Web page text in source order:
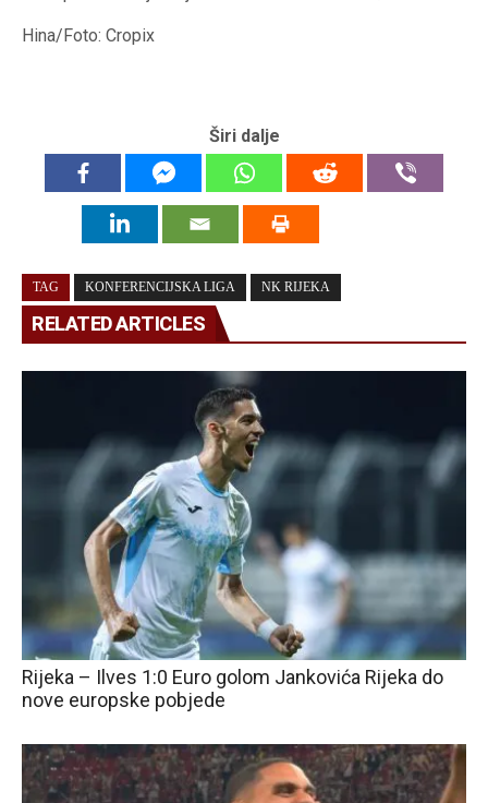
Hina/Foto: Cropix
Širi dalje
TAG KONFERENCIJSKA LIGA NK RIJEKA
RELATED ARTICLES
Rijeka – Ilves 1:0 Euro golom Jankovića Rijeka do
nove europske pobjede